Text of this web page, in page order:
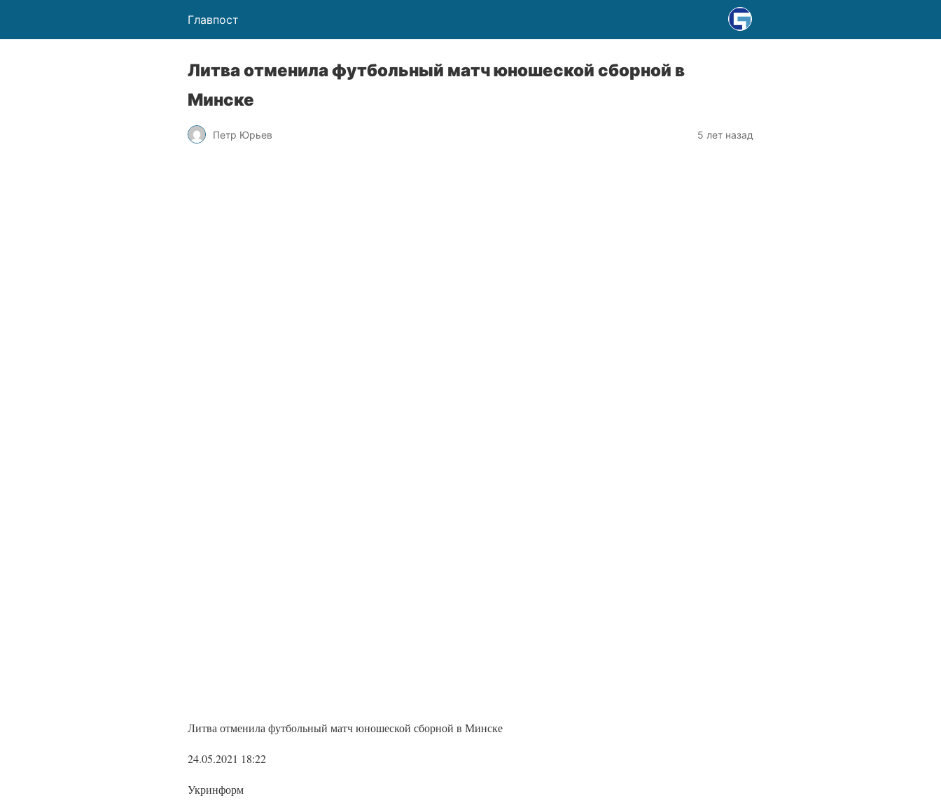
Главпост
Литва отменила футбольный матч юношеской сборной в
Минске
Петр Юрьев 5 лет назад
Литва отменила футбольный матч юношеской сборной в Минске
24.05.2021 18:22
Укринформ